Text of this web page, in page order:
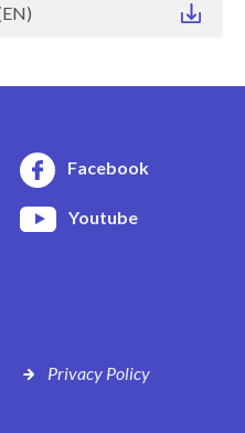
Facebook
Youtube
Privacy Policy